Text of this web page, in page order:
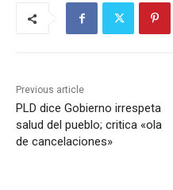
Previous article
PLD dice Gobierno irrespeta
salud del pueblo; critica «ola
de cancelaciones»